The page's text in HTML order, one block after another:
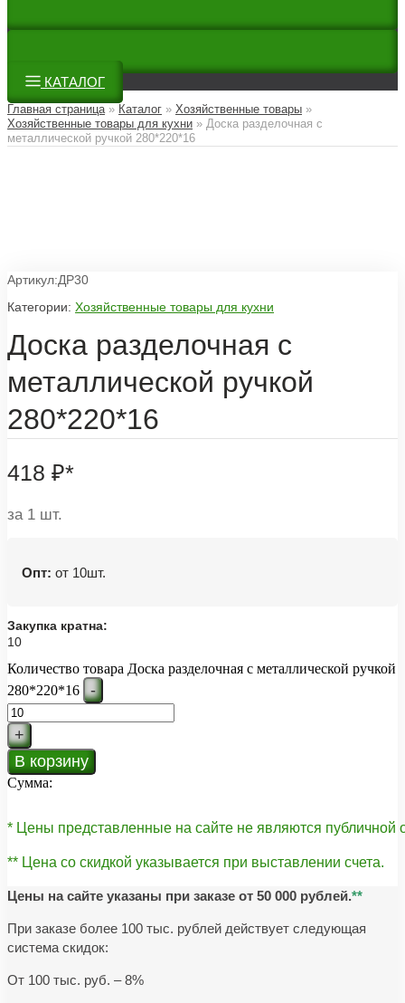
КАТАЛОГ
Главная страница» Каталог » Хозяйственные товары »
Хозяйственные товары для кухни » Доска разделочная с
металлической ручкой 280*220*16
Артикул:ДР30
Категории: Хозяйственные товары для кухни
Доска разделочная с
металлической ручкой
280*220*16
418 ₽*
за 1 шт.
Опт: от 10шт.
Закупка кратна:
10
Количество товара Доска разделочная с металлической ручкой
280*220*16
-
+
В корзину
Сумма:
* Цены представленные на сайте не являются публичной
** Цена со скидкой указывается при выставлении счета.
Цены на сайте указаны при заказе от 50 000 рублей.**
При заказе более 100 тыс. рублей действует следующая
система скидок:
От 100 тыс. руб. – 8%